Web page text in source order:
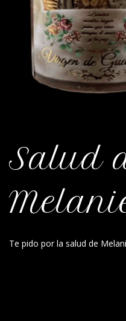
Salud
Te pido por la salud de